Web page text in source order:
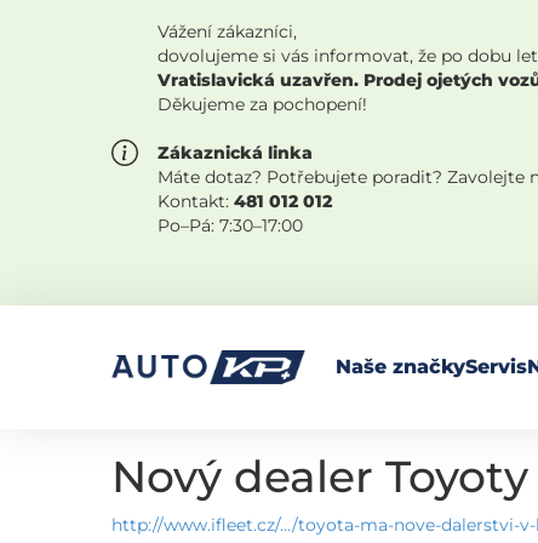
Vážení zákazníci,
dovolujeme si vás informovat, že po dobu
Vratislavická uzavřen. Prodej ojetých
Děkujeme za pochopení!
Zákaznická linka
Máte dotaz? Potřebujete poradit? Zavolejte
Kontakt: 481 012 012
Po–Pá: 7:30–17:00
Naše značkyServis
Nový dealer
http://www.ifleet.cz/…/toyota-ma-nove-dalerstvi-